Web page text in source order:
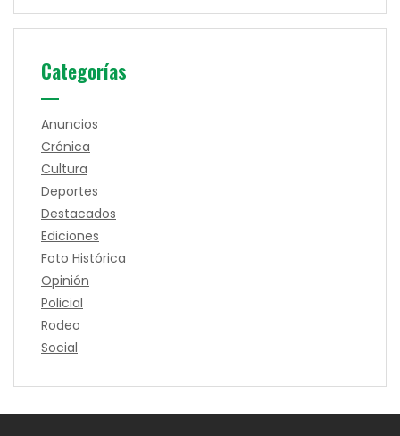
Categorías
Anuncios
Crónica
Cultura
Deportes
Destacados
Ediciones
Foto Histórica
Opinión
Policial
Rodeo
Social